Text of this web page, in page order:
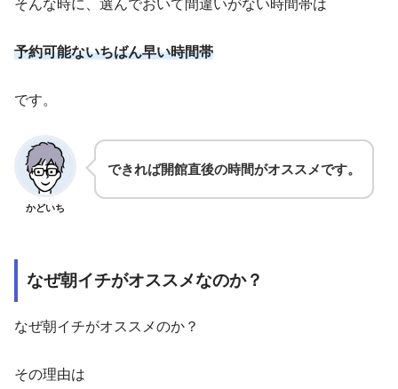
そんな時に、選んでおいて間違いがない時間帯は
予約可能ないちばん早い時間帯
です。
かどいち
できれば開館直後の時間がオススメです。
なぜ朝イチがオススメなのか？
なぜ朝イチがオススメのか？
その理由は